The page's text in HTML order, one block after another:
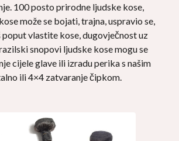
100 posto prirodne ljudske kose,
može se bojati, trajna, uspravio se,
poput vlastite kose, dugovječnost uz
snopovi ljudske kose mogu se
cijele glave ili izradu perika s našim
ili 4×4 zatvaranje čipkom.